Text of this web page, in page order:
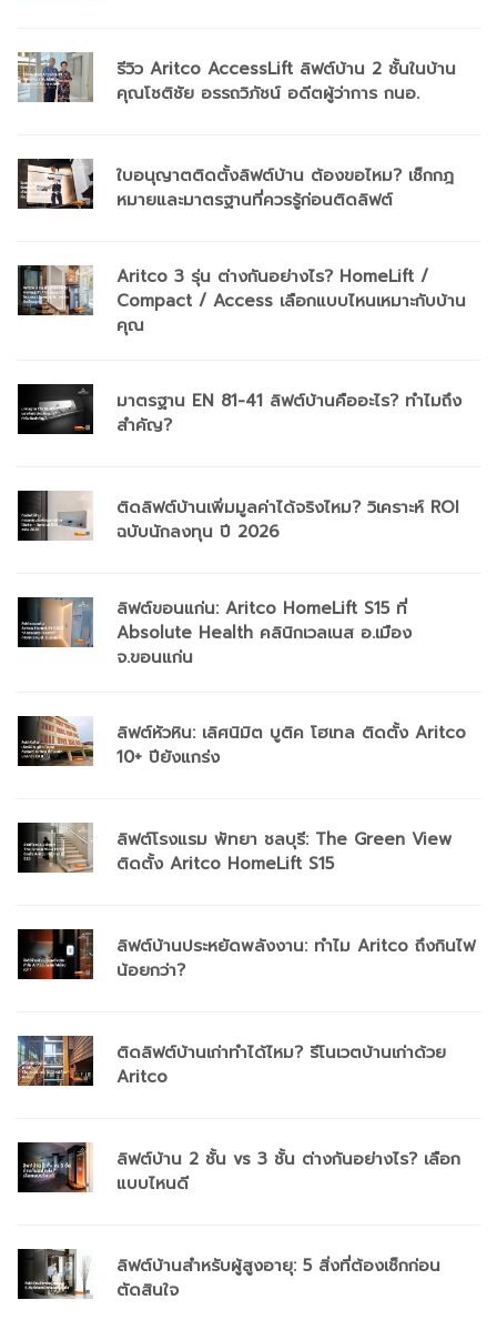
รีวิว Aritco AccessLift ลิฟต์บ้าน 2 ชั้นในบ้าน
คุณโชติชัย อรรถวิภัชน์ อดีตผู้ว่าการ กนอ.
ใบอนุญาตติดตั้งลิฟต์บ้าน ต้องขอไหม? เช็กกฎ
หมายและมาตรฐานที่ควรรู้ก่อนติดลิฟต์
Aritco 3 รุ่น ต่างกันอย่างไร? HomeLift /
Compact / Access เลือกแบบไหนเหมาะกับบ้าน
คุณ
มาตรฐาน EN 81-41 ลิฟต์บ้านคืออะไร? ทำไมถึง
สำคัญ?
ติดลิฟต์บ้านเพิ่มมูลค่าได้จริงไหม? วิเคราะห์ ROI
ฉบับนักลงทุน ปี 2026
ลิฟต์ขอนแก่น: Aritco HomeLift S15 ที่
Absolute Health คลินิกเวลเนส อ.เมือง
จ.ขอนแก่น
ลิฟต์หัวหิน: เลิศนิมิต บูติค โฮเทล ติดตั้ง Aritco
10+ ปียังแกร่ง
ลิฟต์โรงแรม พัทยา ชลบุรี: The Green View
ติดตั้ง Aritco HomeLift S15
ลิฟต์บ้านประหยัดพลังงาน: ทำไม Aritco ถึงกินไฟ
น้อยกว่า?
ติดลิฟต์บ้านเก่าทำได้ไหม? รีโนเวตบ้านเก่าด้วย
Aritco
ลิฟต์บ้าน 2 ชั้น vs 3 ชั้น ต่างกันอย่างไร? เลือก
แบบไหนดี
ลิฟต์บ้านสำหรับผู้สูงอายุ: 5 สิ่งที่ต้องเช็กก่อน
ตัดสินใจ